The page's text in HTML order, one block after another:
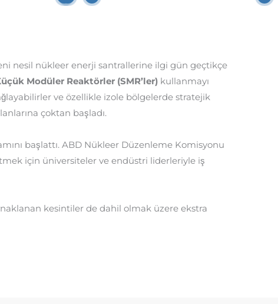
nesil nükleer enerji santrallerine ilgi gün geçtikçe
Modüler Reaktörler (SMR’ler) kullanmayı
ve özellikle izole bölgelerde stratejik
çoktan başladı.
başlattı. ABD Nükleer Düzenleme Komisyonu
için üniversiteler ve endüstri liderleriyle iş
kesintiler de dahil olmak üzere ekstra